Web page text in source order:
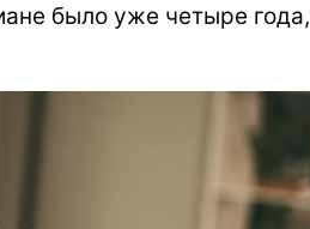
было уже четыре года,